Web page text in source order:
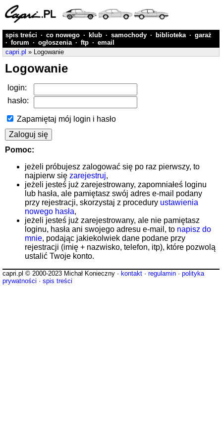
spis treści · co nowego · klub · samochody · biblioteka · garaż
· forum · ogłoszenia · ftp · email
capri.pl » Logowanie
Logowanie
login:
hasło:
Zapamiętaj mój login i hasło
Pomoc:
jeżeli próbujesz zalogować się po raz pierwszy, to
najpierw się zarejestruj,
jeżeli jesteś już zarejestrowany, zapomniałeś loginu
lub hasła, ale pamiętasz swój adres e-mail podany
przy rejestracji, skorzystaj z procedury ustawienia
nowego hasła,
jeżeli jesteś już zarejestrowany, ale nie pamiętasz
loginu, hasła ani swojego adresu e-mail, to napisz do
mnie, podając jakiekolwiek dane podane przy
rejestracji (imię + nazwisko, telefon, itp), które pozwolą
ustalić Twoje konto.
capri.pl © 2000-2023 Michał Konieczny · kontakt · regulamin · polityka
prywatności · spis treści